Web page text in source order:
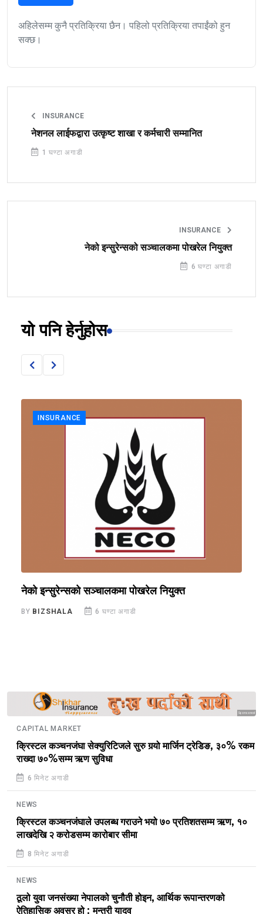
अहिलेसम्म कुनै प्रतिक्रिया छैन। पहिलो प्रतिक्रिया तपाईंको हुन
सक्छ।
INSURANCE
नेशनल लाईफद्वारा उत्कृष्ट शाखा र कर्मचारी सम्मानित
1 घण्टा अगाडी
INSURANCE
नेको इन्सुरेन्सको सञ्चालकमा पोखरेल नियुक्त
6 घण्टा अगाडी
यो पनि हेर्नुहोस
INSURANCE
नेको इन्सुरेन्सको सञ्चालकमा पोखरेल नियुक्त
BY BIZSHALA 6 घण्टा अगाडी
Sponsored
CAPITAL MARKET
क्रिस्टल कञ्चनजंघा सेक्युरिटिजले सुरु गर्‍यो मार्जिन ट्रेडिङ, ३०% रकम
राख्दा ७०%सम्म ऋण सुविधा
6 मिनेट अगाडी
NEWS
क्रिस्टल कञ्चनजंघाले उपलब्ध गराउने भयो ७० प्रतिशतसम्म ऋण, १०
लाखदेखि २ करोडसम्म कारोबार सीमा
8 मिनेट अगाडी
NEWS
ठूलो युवा जनसंख्या नेपालको चुनौती होइन, आर्थिक रूपान्तरणको
ऐतिहासिक अवसर हो : मन्त्री यादव